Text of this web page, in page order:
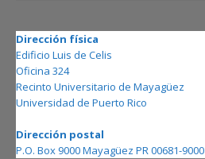
Dirección física
Edificio Luis de Celis
Oficina 324
Recinto Universitario de Mayagüez
Universidad de Puerto Rico
Dirección postal
P.O. Box 9000 Mayagüez PR 00681-9000